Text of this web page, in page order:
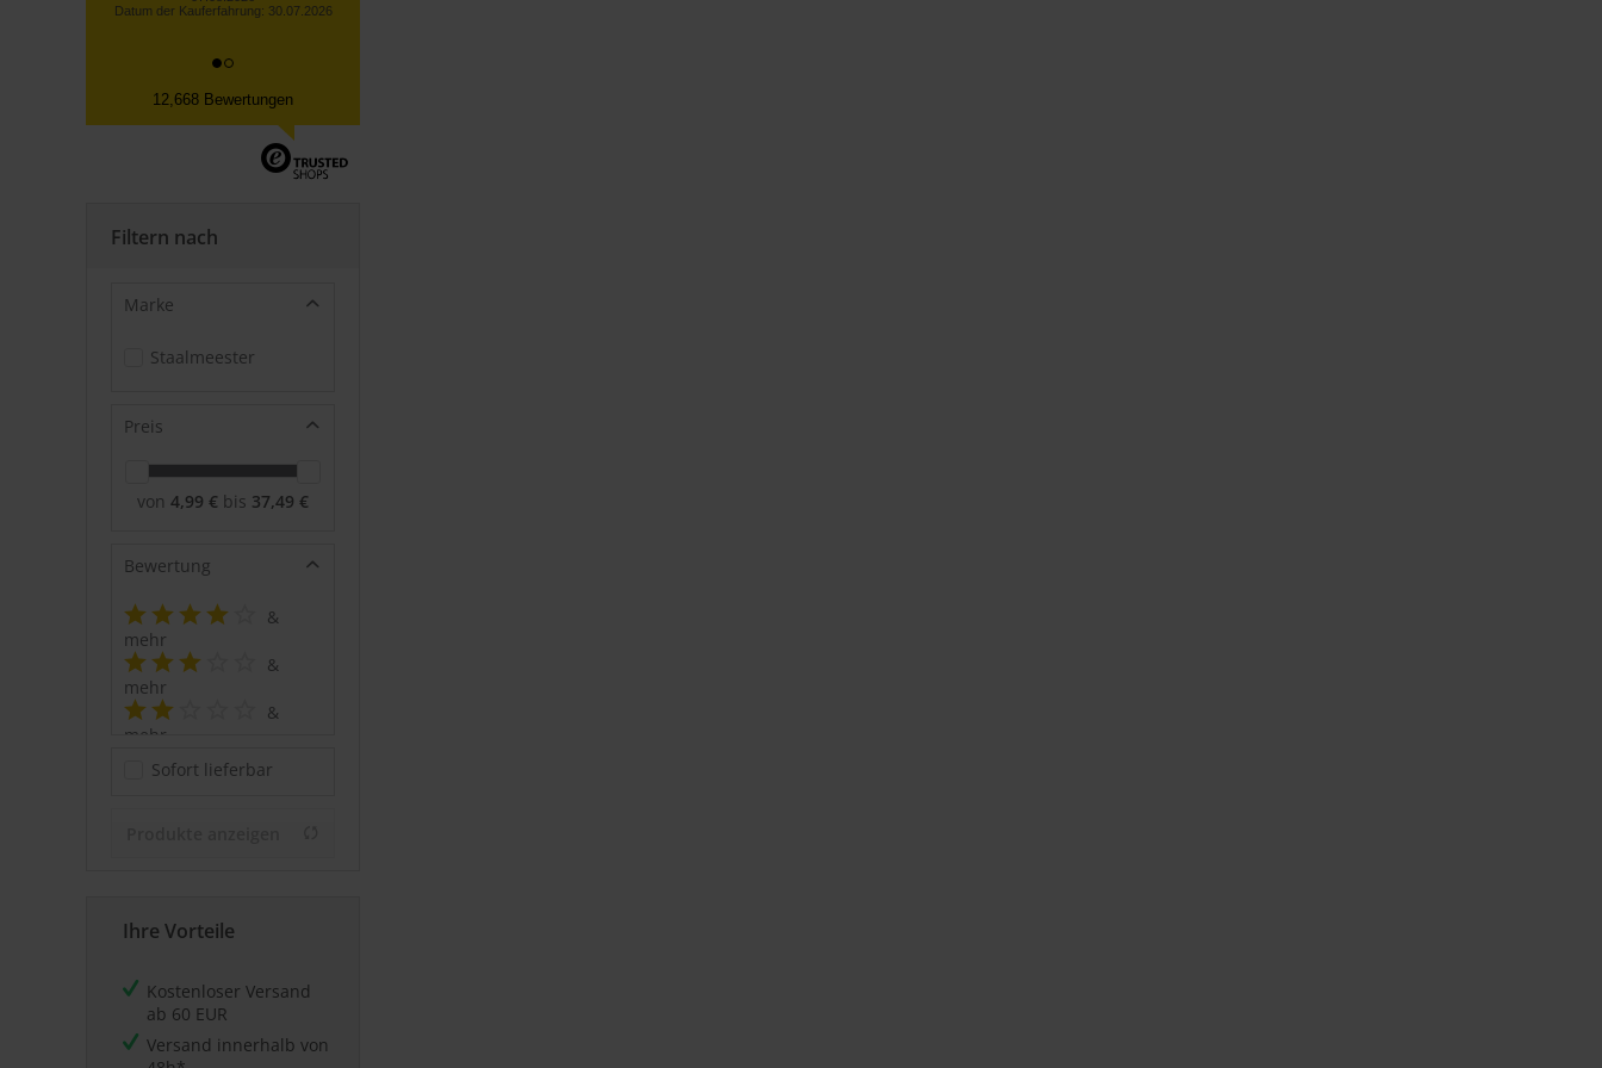
12,668 Bewertungen
Filtern nach
Marke
Staalmeester
Preis
von 4,99 € bis 37,49 €
Bewertung
&
mehr
&
mehr
&
mehr
mehr
Sofort lieferbar
Ihre Vorteile
Kostenloser Versand
ab 60 EUR
Versand innerhalb von